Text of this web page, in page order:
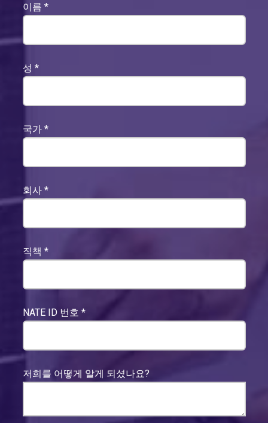
이름 *
성 *
국가 *
회사 *
직책 *
NATE ID 번호 *
저희를 어떻게 알게 되셨나요?